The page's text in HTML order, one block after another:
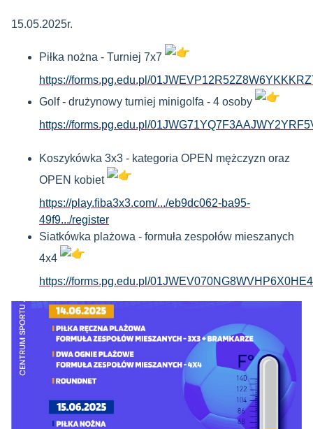
15.05.2025r.
Piłka nożna - Turniej 7x7
https://forms.pg.edu.pl/
Golf - drużynowy turniej minigolfa - 4 osoby
https://forms.pg.edu.pl/
Koszykówka 3x3 - kategoria OPEN mężczyzn oraz
OPEN kobiet
https://play.fiba3x3.com/.../eb9dc062-ba95-
49f9.../register
Siatkówka plażowa - formuła zespołów mieszanych
4x4
https://forms.pg.edu.pl/